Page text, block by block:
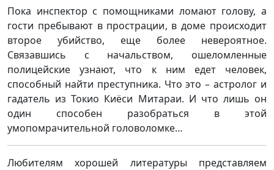
Пока инспектор с помощниками ломают голову, а
гости пребывают в прострации, в доме происходит
второе убийство, еще более невероятное.
Связавшись с начальством, ошеломленные
полицейские узнают, что к ним едет человек,
способный найти преступника. Что это – астролог и
гадатель из Токио Киёси Митараи. И что лишь он
один способен разобраться в этой
умопомрачительной головоломке…
Любителям хорошей литературы представляем